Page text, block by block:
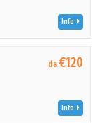
Info
da€120
Info